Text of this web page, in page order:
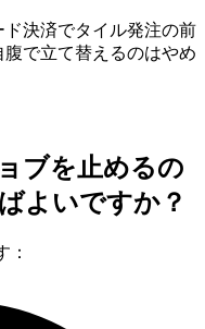
決済でタイル発注の前
で立て替えるのはやめ
ブを止めるの
よいですか？
：